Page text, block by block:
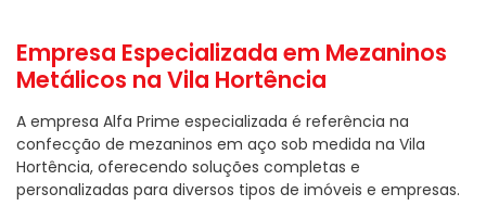
Empresa Especializada em Mezaninos
Metálicos na Vila Hortência
A empresa Alfa Prime especializada é referência na
confecção de mezaninos em aço sob medida na Vila
Hortência, oferecendo soluções completas e
personalizadas para diversos tipos de imóveis e empresas.